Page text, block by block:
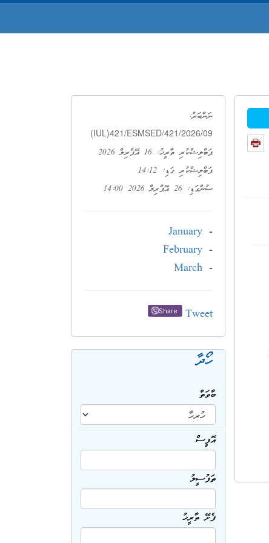
ނަންބަރު:
(IUL)421/ESMSED/421/2026/09
ޕަބްލިޝްކުރި ތާރީޚު: 16 އޭޕްރިލް 2026
ޕަބްލިޝްކުރި ގަޑި: 14:12
ސުންގަޑި: 26 އޭޕްރިލް 2026 14:00
-
January
-
February
-
March
Tweet
Share
ހޯދާ
ބާވަތް
އޮފީސް
ތަފުސީލު
ފެށޭ ތާރީޚު